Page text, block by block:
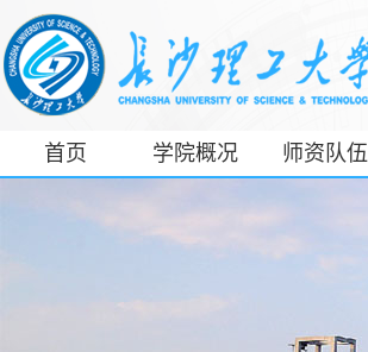
首页 学院概况 师资队伍
工信部专精特